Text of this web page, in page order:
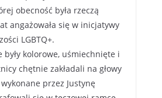
obecność była rzeczą
angażowała się w inicjatywy
LGBTQ+.
były kolorowe, uśmiechnięte i
chętnie zakładali na głowy
przez Justynę